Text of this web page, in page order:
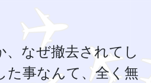
なぜ撤去されてし
た事なんて、全く無